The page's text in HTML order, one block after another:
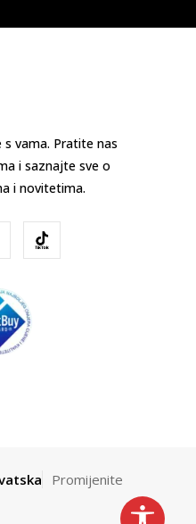
vama. Pratite nas
i saznajte sve o
i novitetima.
Promijenite